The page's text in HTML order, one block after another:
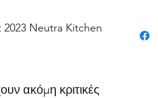
ακόμη κριτικές
Neutra Kitchen